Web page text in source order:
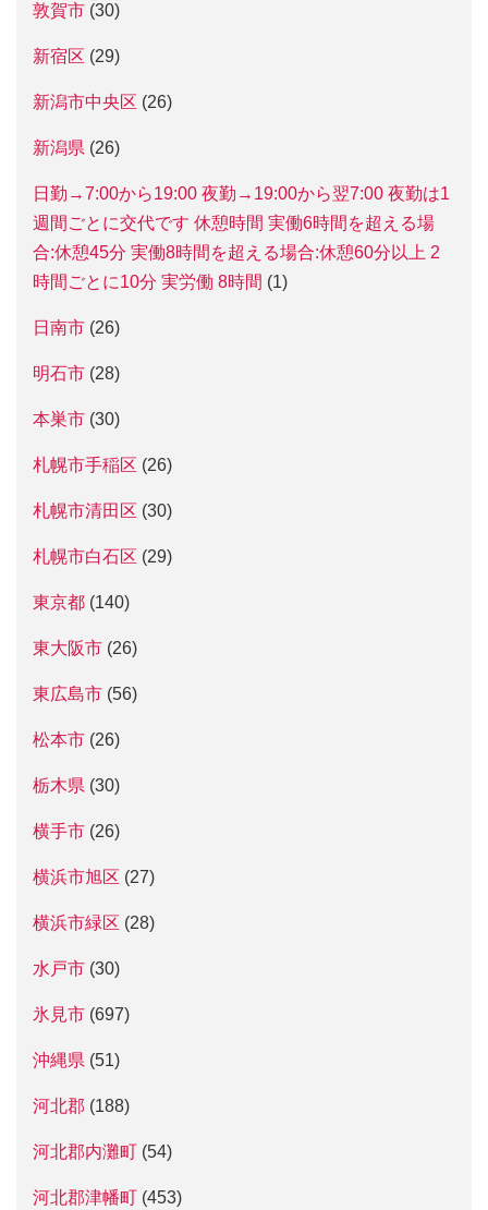
敦賀市 (30)
新宿区 (29)
新潟市中央区 (26)
新潟県 (26)
日勤→7:00から19:00 夜勤→19:00から翌7:00 夜勤は1
週間ごとに交代です 休憩時間 実働6時間を超える場
合:休憩45分 実働8時間を超える場合:休憩60分以上 2
時間ごとに10分 実労働 8時間 (1)
日南市 (26)
明石市 (28)
本巣市 (30)
札幌市手稲区 (26)
札幌市清田区 (30)
札幌市白石区 (29)
東京都 (140)
東大阪市 (26)
東広島市 (56)
松本市 (26)
栃木県 (30)
横手市 (26)
横浜市旭区 (27)
横浜市緑区 (28)
水戸市 (30)
氷見市 (697)
沖縄県 (51)
河北郡 (188)
河北郡内灘町 (54)
河北郡津幡町 (453)